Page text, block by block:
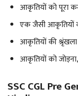
आकृतियों को पूरा
एक जैसी आकृतियों
आकृतियों की श्रृंखला
आकृतियों को जोड़ना,
SSC CGL Pre